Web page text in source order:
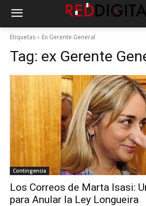
Etiquetas Ex Gerente General
Tag: ex Gerente
Contingencia
Los Correos de Marta Isasi:
para Anular la Ley Longueira